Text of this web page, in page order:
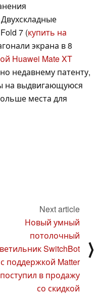
7 (купить на
экрана в 8
Huawei Mate XT
недавнему патенту,
на выдвигающуюся
места для
Next article
Новый умный
потолочный
SwitchBot
с поддержкой Matter
поступил в продажу
со скидкой
⟩